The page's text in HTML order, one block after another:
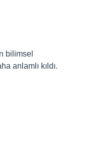
bilimsel
anlamlı kıldı.